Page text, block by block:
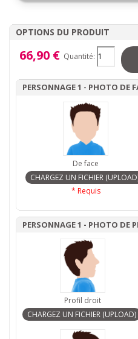
OPTIONS DU PRODUIT
66,90 € Quantité:
PERSONNAGE 1 - PHOTO DE
De face
* Requis
PERSONNAGE 1 - PHOTO DE
Profil droit